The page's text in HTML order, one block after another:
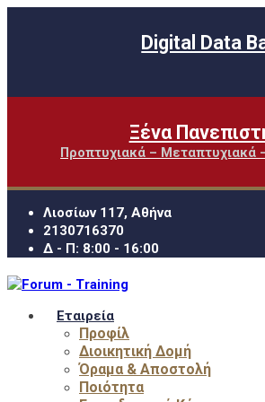
Digital Data
Ξένα
Προπτυχιακά – Μεταπτυχιακά
Λιοσίων 117, Αθήνα
2130716370
Δ - Π: 8:00 - 16:00
Εταιρεία
Προφίλ
Διοικητική Δομή
Όραμα & Αποστολή
Ποιότητα